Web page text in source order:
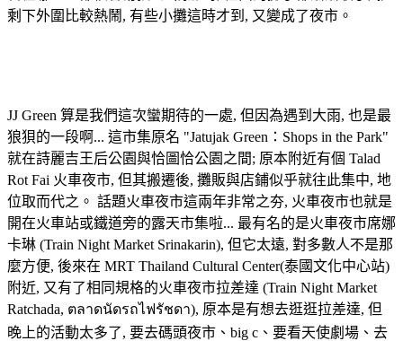
剩下外圍比較熱鬧, 有些小攤這時才到, 又變成了夜市。
JJ Green 算是我們這次蠻期待的一處, 但因為遇到大雨, 也是最
狼狽的一段啊... 這市集原名 "Jatujak Green：Shops in the Park"
就在詩麗吉王后公園與恰圖恰公園之間; 原本附近有個 Talad
Rot Fai 火車夜市, 但其搬遷後, 攤販與店鋪似乎就往此集中, 地
位取而代之。 話題火車夜市這兩年非常之夯, 火車夜市也就是
開在火車站或鐵道旁的露天市集啦... 最有名的是火車夜市席娜
卡琳 (Train Night Market Srinakarin), 但它太遠, 對多數人不是那
麼方便, 後來在 MRT Thailand Cultural Center(泰國文化中心站)
附近, 又有了相同規格的火車夜市拉差達 (Train Night Market
Ratchada, ตลาดนัดรถไฟรัชดา), 原本是有想去逛逛拉差達, 但
晚上的活動太多了, 要去碼頭夜市、big c、要看天使劇場、去